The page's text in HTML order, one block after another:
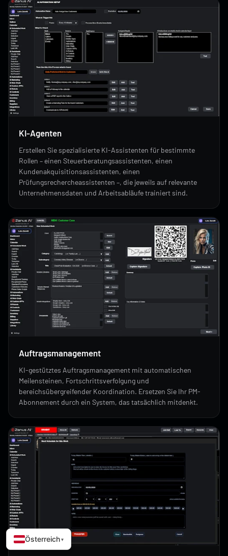
KI-Agenten
Erstellen Sie spezialisierte KI-Assistenten für bestimmte
Rollen – einen Steuerberatungsassistenten, einen
Kundenakquisitionsassistenten, einen
Prüfungsrechercheassistenten –, die jeweils auf relevante
Unternehmensdaten und Arbeitsabläufe trainiert sind.
Auftragsmanagement
KI-gestütztes Auftragsmanagement mit automatischen
Meilensteinen, Fortschrittsverfolgung und
bereichsübergreifender Koordination. Ersetzen Sie Ihr PM-
Abonnement durch ein System, das tatsächlich mitdenkt.
Österreich▾